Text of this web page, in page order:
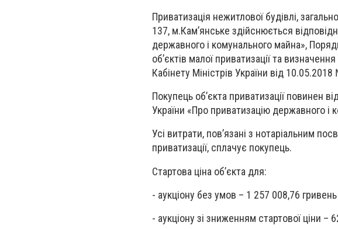
Приватизація нежитлової будівлі,
137, м.Кам’янське здійснюється
державного і комунального майна»,
об’єктів малої приватизації та
Кабінету Міністрів України від
Покупець об’єкта приватизації повинен
України «Про приватизацію державного і
Усі витрати, пов’язані з нотаріальним
приватизації, сплачує покупець.
Стартова ціна об’єкта для:
- аукціону без умов – 1 257 008,76
- аукціону зі зниженням стартової ціни